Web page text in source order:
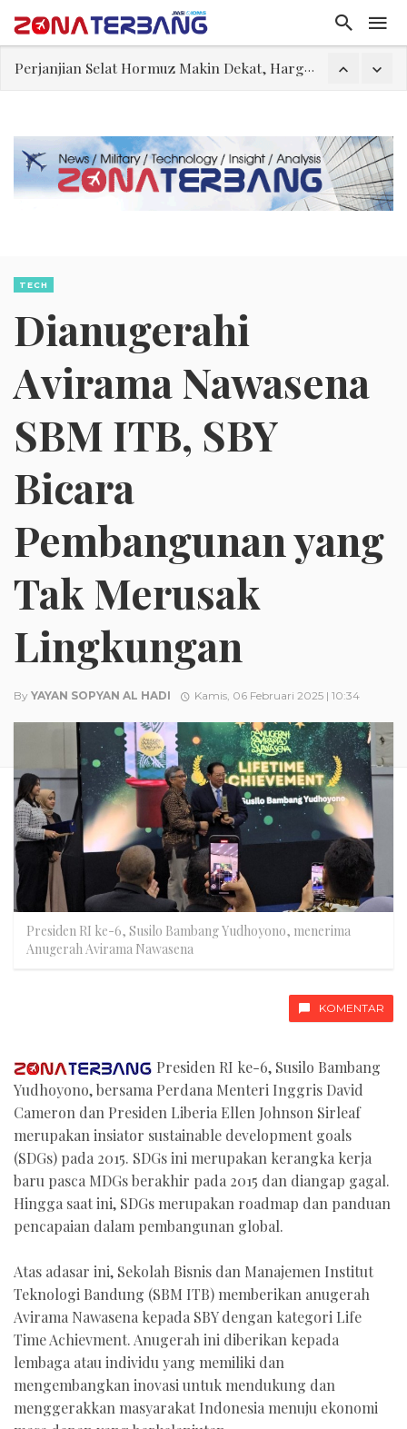
Pakar: Ekonomi Dekati Titik Hancur, Presiden: Tekanan Asing Jadi Pemicu Krisis
Abdul El-Sayed Selangkah Lagi Menuju Senat AS
Tiongkok Pamerkan Jet Pembom H-6N
Masuki Fase Penting, Ini Posisi Iran, AS, dan Oman dalam Perjanjian Selat Hormuz
TECH
Dianugerahi
Avirama Nawasena
SBM ITB, SBY
Bicara
Pembangunan yang
Tak Merusak
Lingkungan
By YAYAN SOPYAN AL HADI Kamis, 06 Februari 2025 | 10:34
Presiden RI ke-6, Susilo Bambang Yudhoyono, menerima
Anugerah Avirama Nawasena
KOMENTAR
Presiden RI ke-6, Susilo Bambang
Yudhoyono, bersama Perdana Menteri Inggris David
Cameron dan Presiden Liberia Ellen Johnson Sirleaf
merupakan insiator sustainable development goals
(SDGs) pada 2015. SDGs ini merupakan kerangka kerja
baru pasca MDGs berakhir pada 2015 dan diangap gagal.
Hingga saat ini, SDGs merupakan roadmap dan panduan
pencapaian dalam pembangunan global.
Atas adasar ini, Sekolah Bisnis dan Manajemen Institut
Teknologi Bandung (SBM ITB) memberikan anugerah
Avirama Nawasena kepada SBY dengan kategori Life
Time Achievment. Anugerah ini diberikan kepada
lembaga atau individu yang memiliki dan
mengembangkan inovasi untuk mendukung dan
menggerakkan masyarakat Indonesia menuju ekonomi